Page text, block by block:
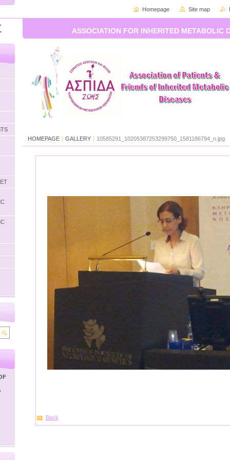
ASSOCIATION FOR INHERITED METABOLIC
HOMEPAGE | GALLERY | 10585291_10205387253299750_1581186794_n.jpg
Back
Homepage Site map